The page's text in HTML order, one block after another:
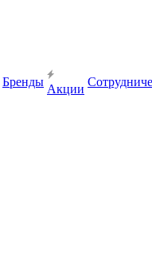
Бренды
Акции